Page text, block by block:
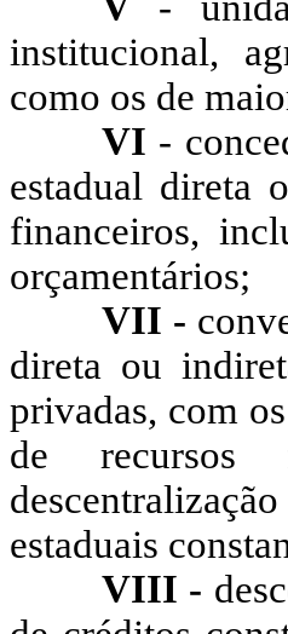
institucional,
como os de
VI -
estadual direta
financeiros,
orçamentários;
VII -
direta ou
privadas, com
de recursos
estaduais
VIII -